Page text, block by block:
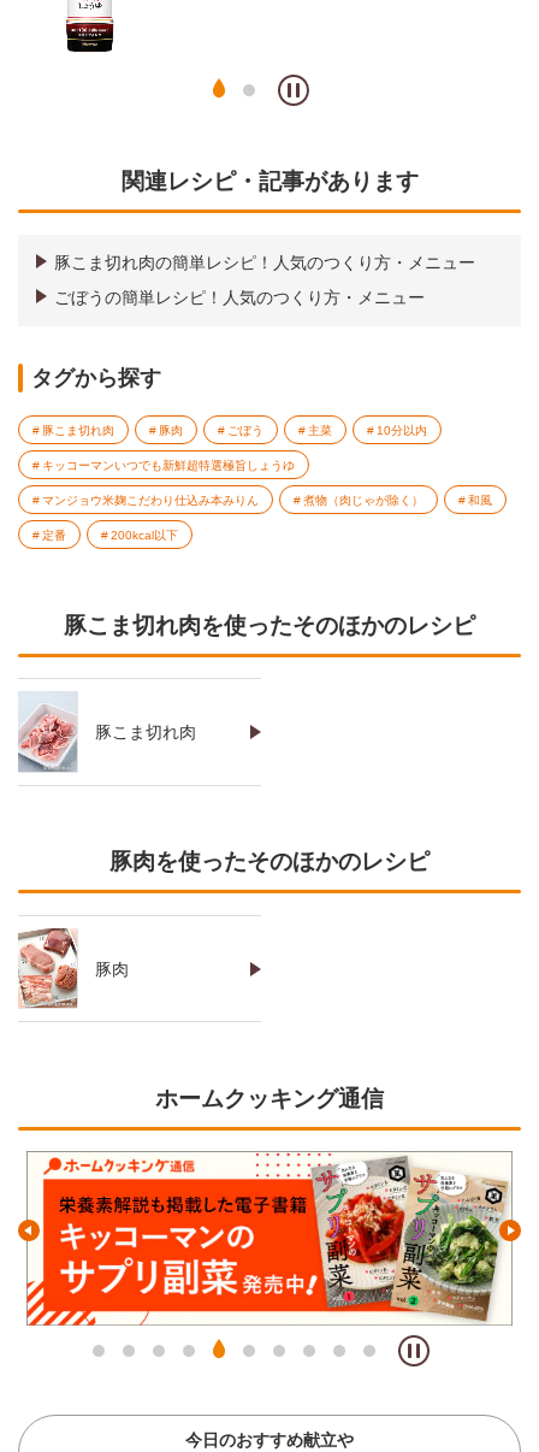
関連レシピ・記事があります
豚こま切れ肉の簡単レシピ！人気のつくり方・メニュー
ごぼうの簡単レシピ！人気のつくり方・メニュー
タグから探す
豚こま切れ肉 豚肉 ごぼう 主菜 10分以内
キッコーマンいつでも新鮮超特選極旨しょうゆ
マンジョウ米麹こだわり仕込み本みりん 煮物（肉じゃが除く） 和風
定番 200kcal以下
豚こま切れ肉を使ったそのほかのレシピ
豚こま切れ肉
豚肉を使ったそのほかのレシピ
豚肉
ホームクッキング通信
今日のおすすめ献立や